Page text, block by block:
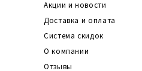
Акции и новости
Доставка и оплата
Система скидок
О компании
Отзывы